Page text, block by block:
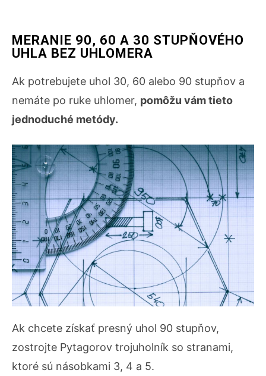
MERANIE 90, 60 A 30 STUPŇOVÉHO
UHLA BEZ UHLOMERA
Ak potrebujete uhol 30, 60 alebo 90 stupňov a
nemáte po ruke uhlomer, pomôžu vám tieto
jednoduché metódy.
Ak chcete získať presný uhol 90 stupňov,
zostrojte Pytagorov trojuholník so stranami,
ktoré sú násobkami 3, 4 a 5.